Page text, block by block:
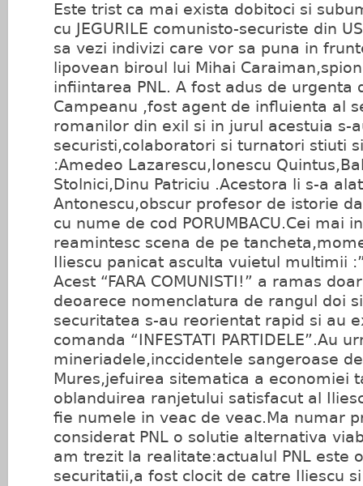
Este trist ca mai exista dobitoci si
cu JEGURILE comunisto-securiste din
sa vezi indivizi care vor sa puna in
lipovean biroul lui Mihai
infiintarea PNL. A fost adus de urgenta
Campeanu ,fost agent de influienta al
romanilor din exil si in jurul acestuia s-
securisti,colaboratori si turnatori stiuti
:Amedeo Lazarescu,Ionescu
Stolnici,Dinu Patriciu .Acestora li s-a
Antonescu,obscur profesor de istorie
cu nume de cod PORUMBACU.Cei mai
reamintesc scena de pe
Iliescu panicat asculta vuietul multimii
Acest “FARA COMUNISTI!” a ramas
deoarece nomenclatura de rangul doi
securitatea s-au reorientat rapid si au
comanda “INFESTATI PARTIDELE”.Au
mineriadele,inccidentele sangeroase
Mures,jefuirea sitematica a economiei
oblanduirea ranjetului satisfacut al
fie numele in veac de veac.Ma numar
considerat PNL o solutie alternativa
am trezit la realitate:actualul PNL este
securitatii,a fost clocit de catre Iliescu